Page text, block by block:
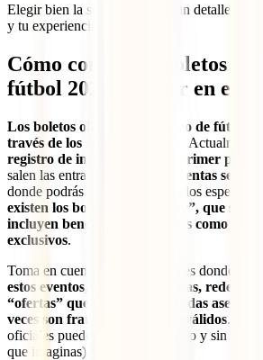
Elegir bien la sede no es solo un detalle, es
y tu experiencia.
Cómo conseguir boletos
fútbol 2026 sin caer en
Los boletos oficiales del torneo de fútbol
través de los canales oficiales.
registro de interés, que es el primer paso
salen las entradas.
Luego, las ventas se
donde podrás aplicar para partidos
existen los boletos “hospitality”, que son
incluyen beneficios adicionales como
exclusivos.
Toma en cuenta que la reventa es donde más
estos eventos, aparecen páginas, redes
“ofertas” que prometen entradas
veces son fraudes o boletos inválidos.
oficiales puede dejarte sin partido y sin
que imaginas).